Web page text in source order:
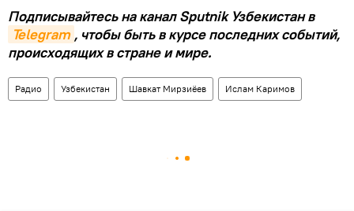
Подписывайтесь на канал Sputnik Узбекистан в
Telegram , чтобы быть в курсе последних событий,
происходящих в стране и мире.
Радио Узбекистан Шавкат Мирзиёев Ислам Каримов